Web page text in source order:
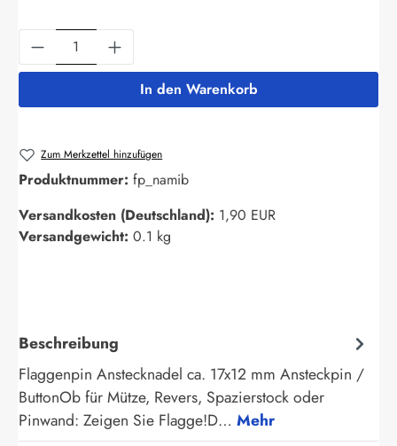
Produkt Anzahl: Gib den gewünschten
In den Warenkorb
Zum Merkzettel hinzufügen
Produktnummer: fp_namib
Versandkosten (Deutschland): 1,90 EUR
Versandgewicht: 0.1 kg
Beschreibung
Flaggenpin Anstecknadel ca. 17x12 mm Ansteckpin /
ButtonOb für Mütze, Revers, Spazierstock oder
Pinwand: Zeigen Sie Flagge!D… Mehr